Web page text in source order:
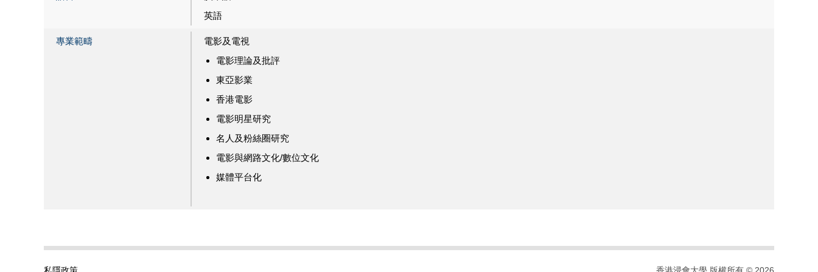
英語
專業範疇
電影及電視
電影理論及批評
東亞影業
香港電影
電影明星研究
名人及粉絲圈研究
電影與網路文化/數位文化
媒體平台化